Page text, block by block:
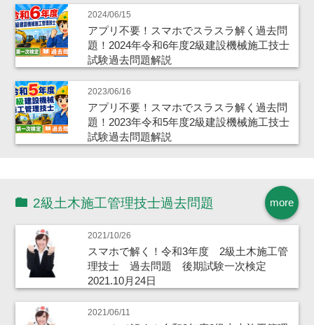
2024/06/15
アプリ不要！スマホでスラスラ解く過去問
題！2024年令和6年度2級建設機械施工技士
試験過去問題解説
2023/06/16
アプリ不要！スマホでスラスラ解く過去問
題！2023年令和5年度2級建設機械施工技士
試験過去問題解説
more
2級土木施工管理技士過去問題
2021/10/26
スマホで解く！令和3年度 2級土木施工管
理技士 過去問題 後期試験一次検定
2021.10月24日
2021/06/11